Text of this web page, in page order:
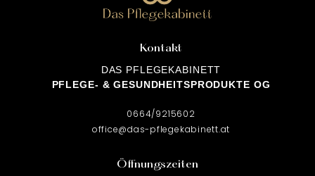
Kontakt
DAS PFLEGEKABINETT
PFLEGE- & GESUNDHEITSPRODUKTE OG
0664/9215602
office@das-pflegekabinett.at
Öffnungszeiten